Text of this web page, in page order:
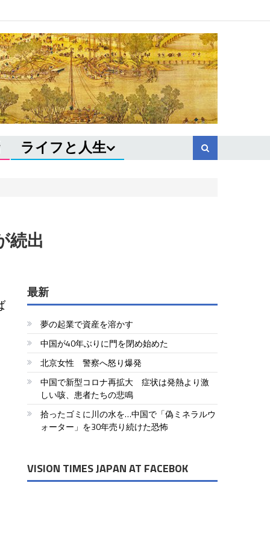
ライフと人生
続出
最新
夢の起業で資産を溶かす
中国が40年ぶりに門を閉め始めた
北京女性 警察へ怒り爆発
中国で新型コロナ再拡大 症状は発熱より激
しい咳、患者たちの悲鳴
拾ったゴミに川の水を…中国で「偽ミネラルウ
ォーター」を30年売り続けた恐怖
VISION TIMES JAPAN AT FACEBOK